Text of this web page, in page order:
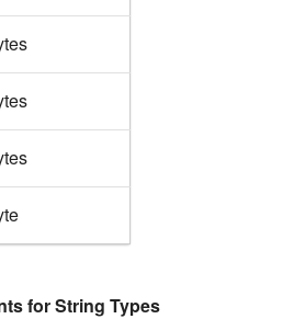
for String Types